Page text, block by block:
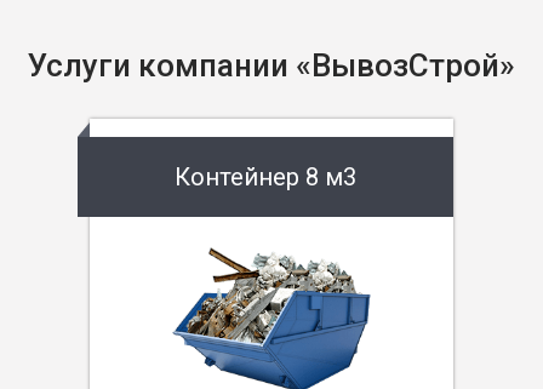
Услуги компании «ВывозСтрой»
Контейнер 8 м3